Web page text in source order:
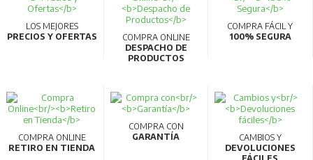
LOS MEJORES
PRECIOS Y OFERTAS
COMPRA ONLINE
DESPACHO DE
PRODUCTOS
COMPRA FÁCIL Y
100% SEGURA
COMPRA ONLINE
RETIRO EN TIENDA
COMPRA CON
GARANTÍA
CAMBIOS Y
DEVOLUCIONES